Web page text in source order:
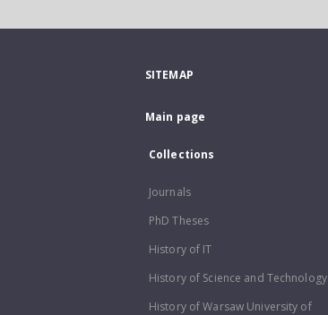
SITEMAP
Main page
Collections
Journals
PhD Theses
History of IT
History of Science and Technology
History of Warsaw University of